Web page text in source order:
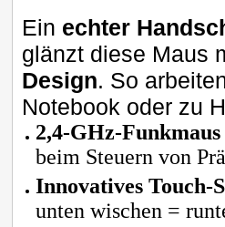
Ein echter
glänzt diese Maus
Design. So
Notebook oder zu
2,4-GHz-Funkmaus
beim Steuern von
Innovatives Touch-
unten wischen =